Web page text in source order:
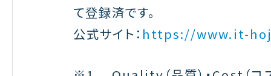
て登録済です。
公式サイト： https://www.it-